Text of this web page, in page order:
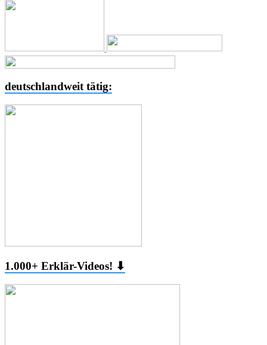
deutschlandweit tätig:
1.000+ Erklär-Videos! ⬇